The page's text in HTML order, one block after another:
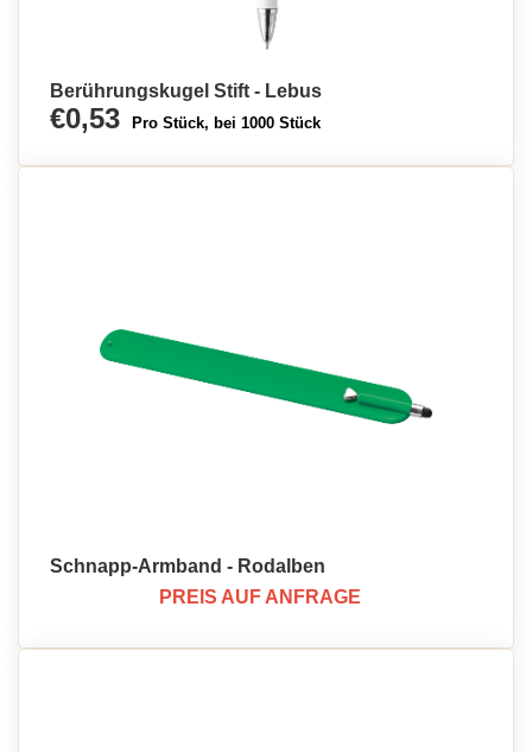
Berührungskugel Stift - Lebus
€0,53 Pro Stück, bei 1000 Stück
Schnapp-Armband - Rodalben
PREIS AUF ANFRAGE